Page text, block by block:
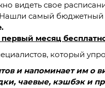
видеть свое
Нашли самый
первый месяц
который
и напоминает им о
чаевые, кэшбэк и